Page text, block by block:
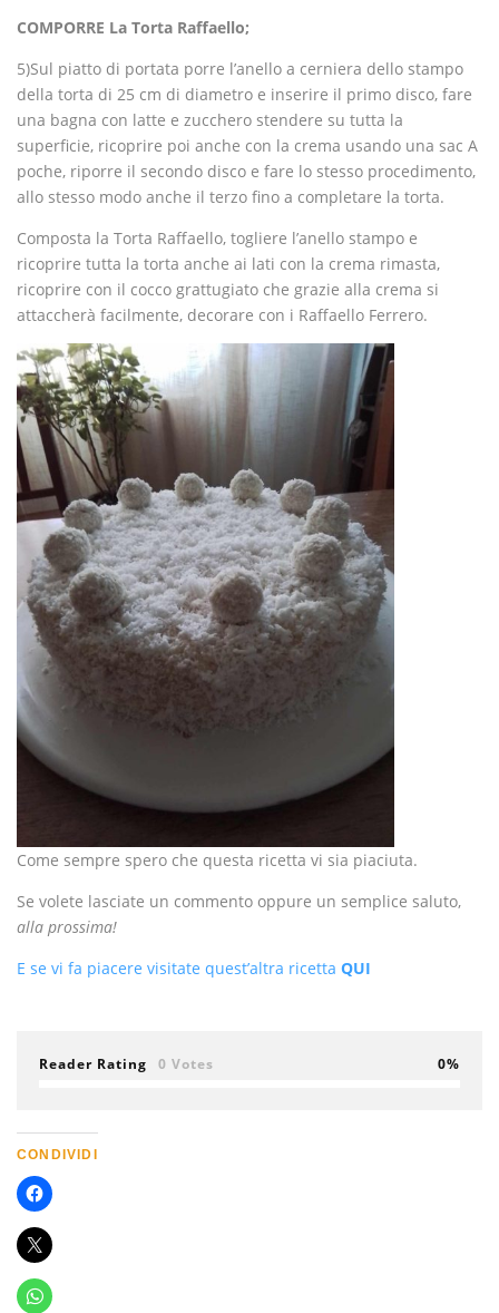
COMPORRE La Torta Raffaello;
5)Sul piatto di portata porre l’anello a cerniera dello stampo
della torta di 25 cm di diametro e inserire il primo disco, fare
una bagna con latte e zucchero stendere su tutta la
superficie, ricoprire poi anche con la crema usando una sac A
poche, riporre il secondo disco e fare lo stesso procedimento,
allo stesso modo anche il terzo fino a completare la torta.
Composta la Torta Raffaello, togliere l’anello stampo e
ricoprire tutta la torta anche ai lati con la crema rimasta,
ricoprire con il cocco grattugiato che grazie alla crema si
attaccherà facilmente, decorare con i Raffaello Ferrero.
Come sempre spero che questa ricetta vi sia piaciuta.
Se volete lasciate un commento oppure un semplice saluto,
alla prossima!
E se vi fa piacere visitate quest’altra ricetta QUI
Reader Rating 0 Votes 0
CONDIVIDI